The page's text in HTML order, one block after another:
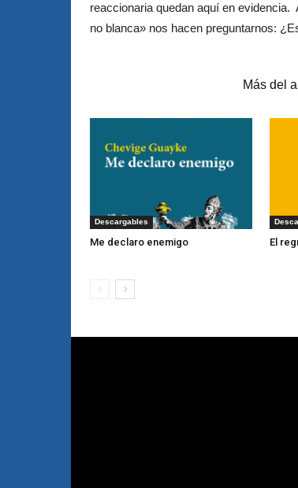
reaccionaria quedan aquí en
no blanca» nos hacen preguntarnos:
Más del
Descargables
Me declaro enemigo El